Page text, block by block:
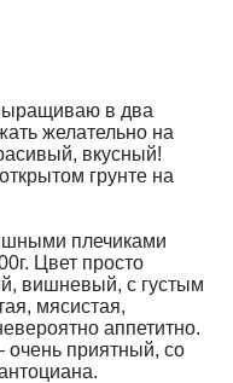
в два
желательно на
вкусный!
грунте на
плечиками
Цвет просто
вишневый, с густым
мясистая,
аппетитно.
очень приятный, со